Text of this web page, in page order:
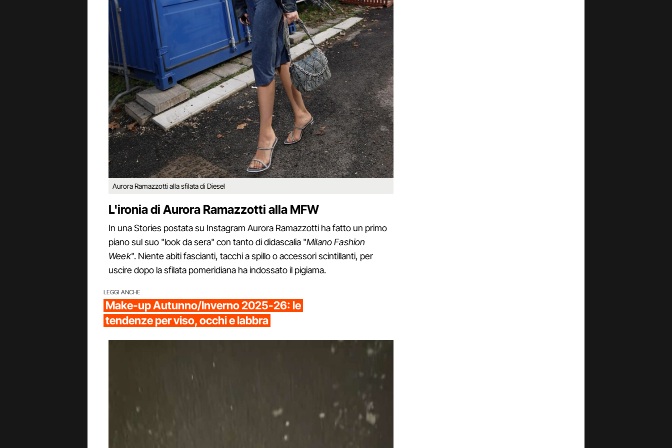
Aurora Ramazzotti alla sfilata di Diesel
L'ironia di Aurora Ramazzotti alla MFW
In una Stories postata su Instagram Aurora Ramazzotti ha fatto un primo
piano sul suo "look da sera" con tanto di didascalia "Milano Fashion
Week". Niente abiti fascianti, tacchi a spillo o accessori scintillanti, per
uscire dopo la sfilata pomeridiana ha indossato il pigiama.
LEGGI ANCHE
Make-up Autunno/Inverno 2025-26: le
tendenze per viso, occhi e labbra